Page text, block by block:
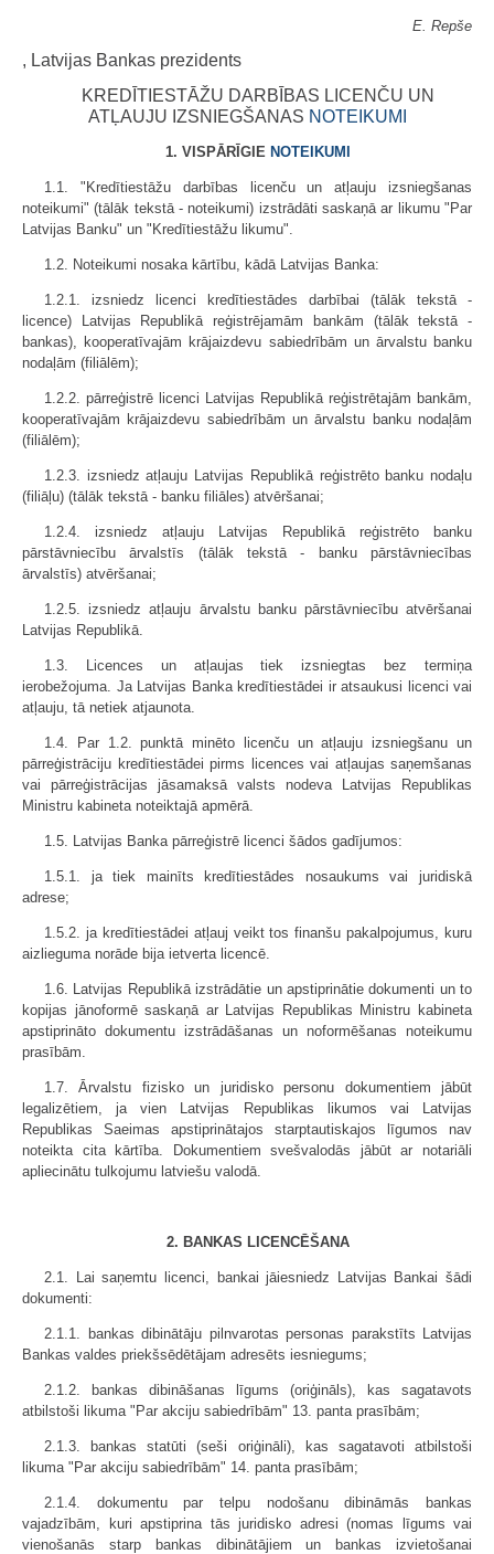
E. Repše
, Latvijas Bankas prezidents
KREDĪTIESTĀŽU DARBĪBAS LICENČU UN
ATĻAUJU IZSNIEGŠANAS NOTEIKUMI
1. VISPĀRĪGIE NOTEIKUMI
1.1. "Kredītiestāžu darbības licenču un atļauju izsniegšanas
noteikumi" (tālāk tekstā - noteikumi) izstrādāti saskaņā ar likumu "Par
Latvijas Banku" un "Kredītiestāžu likumu".
1.2. Noteikumi nosaka kārtību, kādā Latvijas Banka:
1.2.1. izsniedz licenci kredītiestādes darbībai (tālāk tekstā -
licence) Latvijas Republikā reģistrējamām bankām (tālāk tekstā -
bankas), kooperatīvajām krājaizdevu sabiedrībām un ārvalstu banku
nodaļām (filiālēm);
1.2.2. pārreģistrē licenci Latvijas Republikā reģistrētajām bankām,
kooperatīvajām krājaizdevu sabiedrībām un ārvalstu banku nodaļām
(filiālēm);
1.2.3. izsniedz atļauju Latvijas Republikā reģistrēto banku nodaļu
(filiāļu) (tālāk tekstā - banku filiāles) atvēršanai;
1.2.4. izsniedz atļauju Latvijas Republikā reģistrēto banku
pārstāvniecību ārvalstīs (tālāk tekstā - banku pārstāvniecības
ārvalstīs) atvēršanai;
1.2.5. izsniedz atļauju ārvalstu banku pārstāvniecību atvēršanai
Latvijas Republikā.
1.3. Licences un atļaujas tiek izsniegtas bez termiņa
ierobežojuma. Ja Latvijas Banka kredītiestādei ir atsaukusi licenci vai
atļauju, tā netiek atjaunota.
1.4. Par 1.2. punktā minēto licenču un atļauju izsniegšanu un
pārreģistrāciju kredītiestādei pirms licences vai atļaujas saņemšanas
vai pārreģistrācijas jāsamaksā valsts nodeva Latvijas Republikas
Ministru kabineta noteiktajā apmērā.
1.5. Latvijas Banka pārreģistrē licenci šādos gadījumos:
1.5.1. ja tiek mainīts kredītiestādes nosaukums vai juridiskā
adrese;
1.5.2. ja kredītiestādei atļauj veikt tos finanšu pakalpojumus, kuru
aizlieguma norāde bija ietverta licencē.
1.6. Latvijas Republikā izstrādātie un apstiprinātie dokumenti un to
kopijas jānoformē saskaņā ar Latvijas Republikas Ministru kabineta
apstiprināto dokumentu izstrādāšanas un noformēšanas noteikumu
prasībām.
1.7. Ārvalstu fizisko un juridisko personu dokumentiem jābūt
legalizētiem, ja vien Latvijas Republikas likumos vai Latvijas
Republikas Saeimas apstiprinātajos starptautiskajos līgumos nav
noteikta cita kārtība. Dokumentiem svešvalodās jābūt ar notariāli
apliecinātu tulkojumu latviešu valodā.
2. BANKAS LICENCĒŠANA
2.1. Lai saņemtu licenci, bankai jāiesniedz Latvijas Bankai šādi
dokumenti:
2.1.1. bankas dibinātāju pilnvarotas personas parakstīts Latvijas
Bankas valdes priekšsēdētājam adresēts iesniegums;
2.1.2. bankas dibināšanas līgums (oriģināls), kas sagatavots
atbilstoši likuma "Par akciju sabiedrībām" 13. panta prasībām;
2.1.3. bankas statūti (seši oriģināli), kas sagatavoti atbilstoši
likuma "Par akciju sabiedrībām" 14. panta prasībām;
2.1.4. dokumentu par telpu nodošanu dibināmās bankas
vajadzībām, kuri apstiprina tās juridisko adresi (nomas līgums vai
vienošanās starp bankas dibinātājiem un bankas izvietošanai